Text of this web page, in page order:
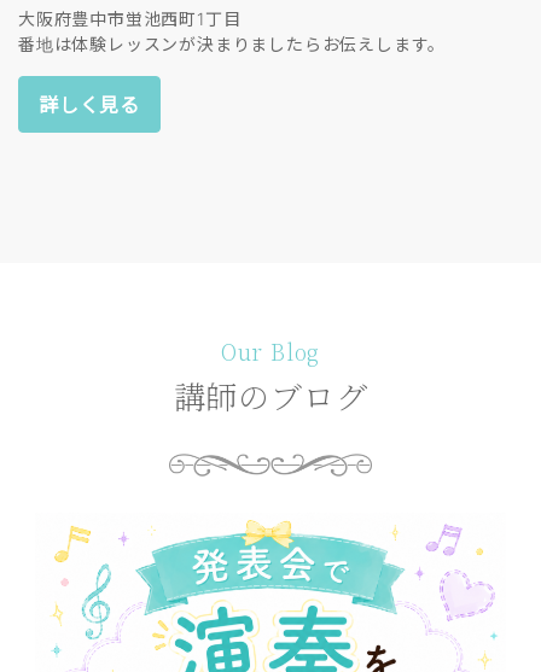
大阪府豊中市蛍池西町1丁目
番地は体験レッスンが決まりましたらお伝えします。
詳しく見る
Our Blog
講師のブログ